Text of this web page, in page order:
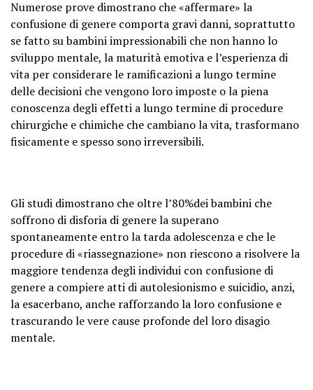
Numerose prove dimostrano che «affermare» la
confusione di genere comporta gravi danni, soprattutto
se fatto su bambini impressionabili che non hanno lo
sviluppo mentale, la maturità emotiva e l’esperienza di
vita per considerare le ramificazioni a lungo termine
delle decisioni che vengono loro imposte o la piena
conoscenza degli effetti a lungo termine di procedure
chirurgiche e chimiche che cambiano la vita, trasformano
fisicamente e spesso sono irreversibili.
Gli studi dimostrano che oltre l’80%dei bambini che
soffrono di disforia di genere la superano
spontaneamente entro la tarda adolescenza e che le
procedure di «riassegnazione» non riescono a risolvere la
maggiore tendenza degli individui con confusione di
genere a compiere atti di autolesionismo e suicidio, anzi,
la esacerbano, anche rafforzando la loro confusione e
trascurando le vere cause profonde del loro disagio
mentale.